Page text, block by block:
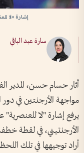
إشارة «لا
سارة عبد الباقي
أثار حسام حسن، المدير
يرفع إشارة "لا
الأرجنتيني، في لقطة
أراد توجيهها في تلك